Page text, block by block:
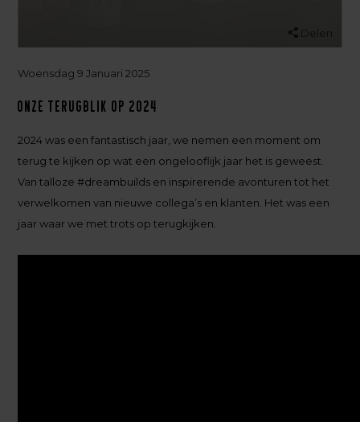
Delen
Woensdag 9 Januari 2025
Onze terugblik op 2024
2024 was een fantastisch jaar, we nemen een moment om
terug te kijken op wat een ongelooflijk jaar het is geweest.
Van talloze #dreambuilds en inspirerende avonturen tot het
verwelkomen van nieuwe collega’s en klanten. Het was een
jaar waar we met trots op terugkijken.